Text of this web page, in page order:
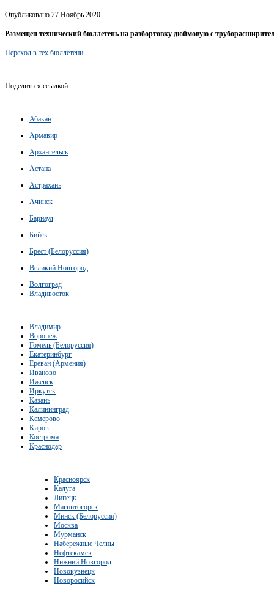
Опубликовано 27 Ноябрь 2020
Размещен технический бюллетень на разбортовку дюймовую с
Переход в тех.бюллетени...
Поделиться ссылкой
Абакан
Армавир
Архангельск
Астана
Астрахань
Ачинск
Барнаул
Бийск
Брест (Белоруссия)
Великий Новгород
Волгоград
Владивосток
Владимир
Воронеж
Гомель (Белоруссия)
Екатеринбург
Ереван (Армения)
Иваново
Ижевск
Иркутск
Казань
Калининград
Кемерово
Киров
Кострома
Краснодар
Красноярск
Калуга
Липецк
Магнитогорск
Минск (Белоруссия)
Москва
Мурманск
Набережные Челны
Нефтекамск
Нижний Новгород
Новокузнецк
Новоросийск